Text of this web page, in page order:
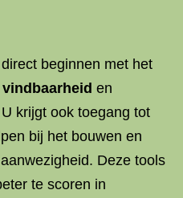
beginnen met het
en
krijgt ook toegang tot
bij het bouwen en
Deze tools
te scoren in